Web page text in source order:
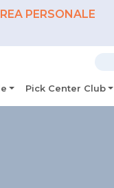
PERSONALE
Pick Center Club